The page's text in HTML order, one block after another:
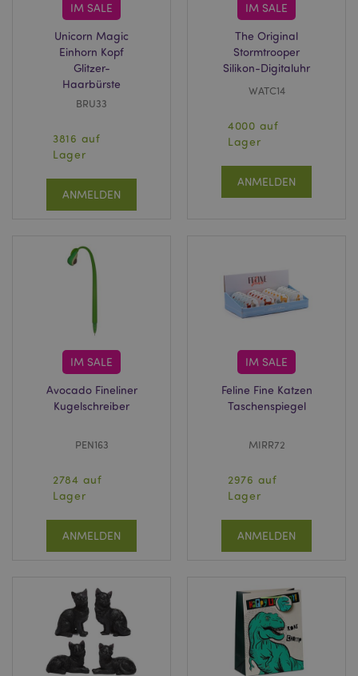
IM SALE
Unicorn Magic
Einhorn Kopf
Glitzer-
Haarbürste
BRU33
3816 auf
Lager
ANMELDEN
IM SALE
The Original
Stormtrooper
Silikon-Digitaluhr
WATC14
4000 auf
Lager
ANMELDEN
IM SALE
Avocado Fineliner
Kugelschreiber
PEN163
2784 auf
Lager
ANMELDEN
IM SALE
Feline Fine Katzen
Taschenspiegel
MIRR72
2976 auf
Lager
ANMELDEN